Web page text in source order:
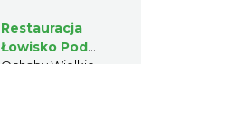
Restauracja
Łowisko Pod
Borem
Ochaby Wielkie